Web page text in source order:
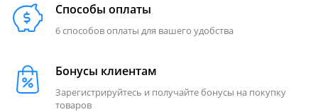
Способы оплаты
6 способов оплаты для вашего удобства
Бонусы клиентам
Зарегистрируйтесь и получайте бонусы на покупку
товаров